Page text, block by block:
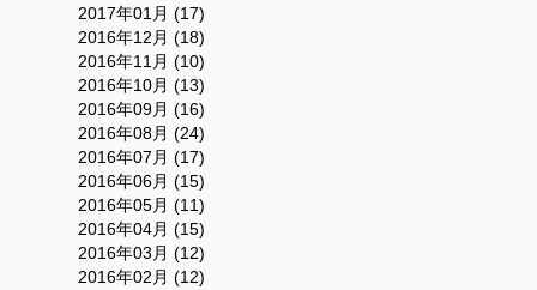
2017年01月 (17)
2016年12月 (18)
2016年11月 (10)
2016年10月 (13)
2016年09月 (16)
2016年08月 (24)
2016年07月 (17)
2016年06月 (15)
2016年05月 (11)
2016年04月 (15)
2016年03月 (12)
2016年02月 (12)